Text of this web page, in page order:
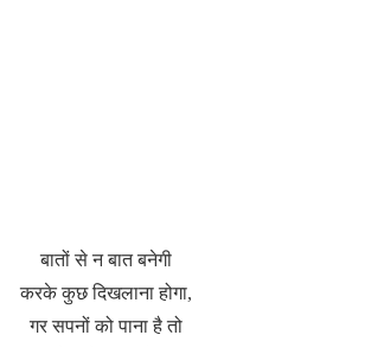
बातों से न बात बनेगी
करके कुछ दिखलाना होगा,
गर सपनों को पाना है तो